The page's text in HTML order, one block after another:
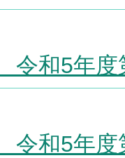
和5年度
和5年度